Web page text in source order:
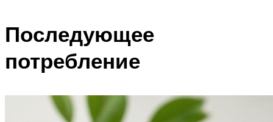
Последующее
потребление